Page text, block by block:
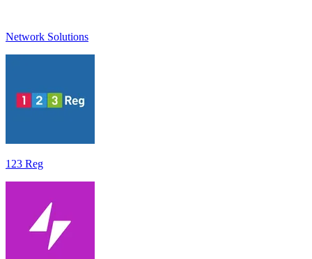
Network Solutions
123 Reg